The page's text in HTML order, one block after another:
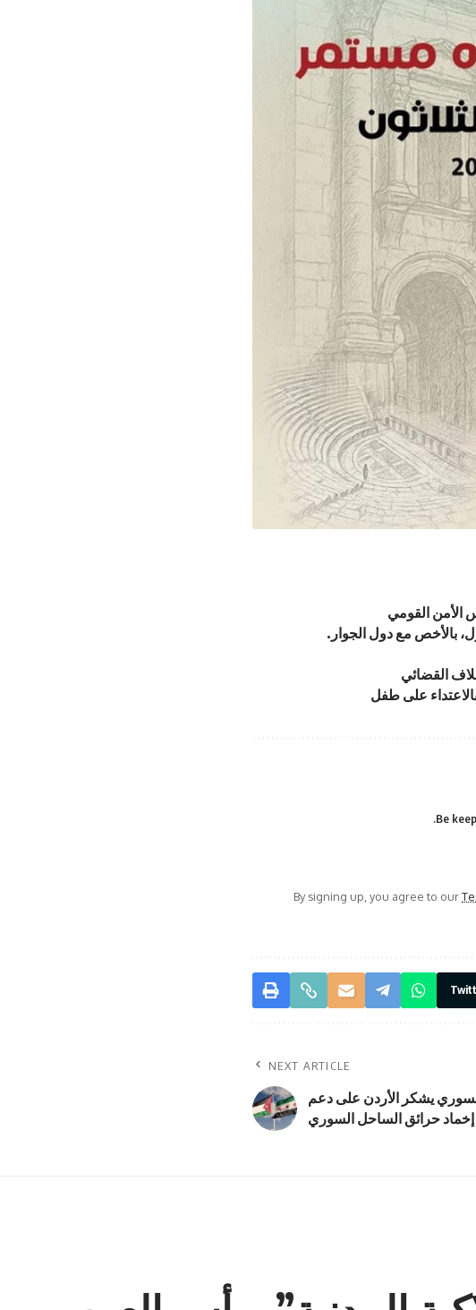
الأمن القومي
بالأخص مع دول الجوار.
Be
By signing up, you agree to our
NEXT ARTICLE
يشكر الأردن على دعم
حرائق الساحل السوري